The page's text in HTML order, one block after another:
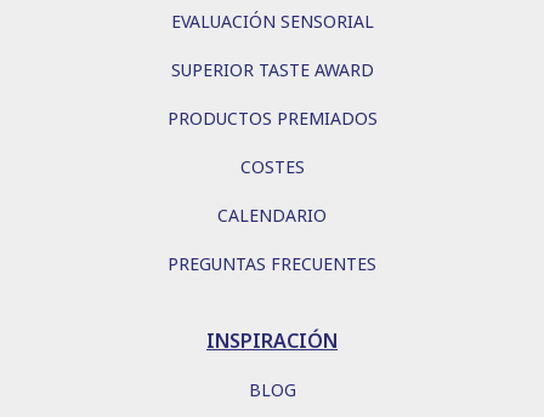
EVALUACIÓN SENSORIAL
SUPERIOR TASTE AWARD
PRODUCTOS PREMIADOS
COSTES
CALENDARIO
PREGUNTAS FRECUENTES
INSPIRACIÓN
BLOG